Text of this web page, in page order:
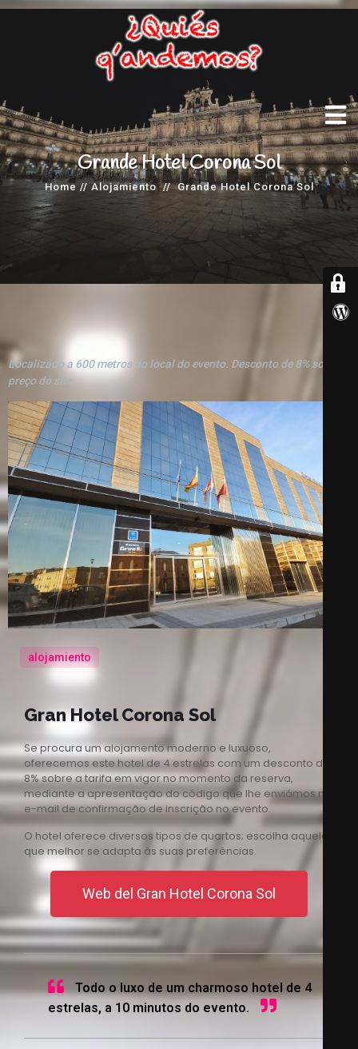
Grande Hotel Corona Sol
Home// Alojamiento // Grande Hotel Corona Sol
Localizado a 600 metros do local do evento. Desconto de 8% sobre o
preço do site.
alojamiento
Gran Hotel Corona Sol
Se procura um alojamento moderno e luxuoso,
oferecemos este hotel de 4 estrelas com um desconto de
8% sobre a tarifa em vigor no momento da reserva,
mediante a apresentação do código que lhe enviámos no
e-mail de confirmação de inscrição no evento.
O hotel oferece diversos tipos de quartos; escolha aquele
que melhor se adapta às suas preferências.
Web del Gran Hotel Corona Sol
Todo o luxo de um charmoso hotel de 4
estrelas, a 10 minutos do evento.